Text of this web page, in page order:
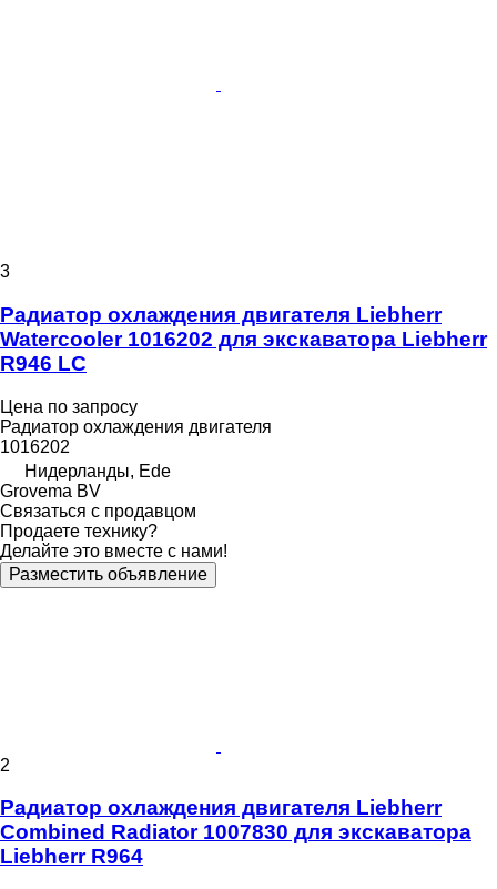
3
Радиатор охлаждения двигателя Liebherr
Watercooler 1016202 для экскаватора Liebherr
R946 LC
Цена по запросу
Радиатор охлаждения двигателя
1016202
Нидерланды, Ede
Grovema BV
Связаться с продавцом
Продаете технику?
Делайте это вместе с нами!
Разместить объявление
2
Радиатор охлаждения двигателя Liebherr
Combined Radiator 1007830 для экскаватора
Liebherr R964